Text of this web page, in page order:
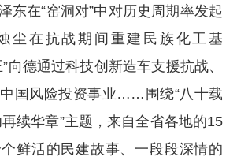
东在“窑洞对”中对历史周期率发起
尘在抗战期间重建民族化工基
向德通过科技创 新造车支援抗战、
国风险投资事业…… 围绕“八十载
续华章”主题，来自全省各地的15
鲜活的民建故事、一段段深情的